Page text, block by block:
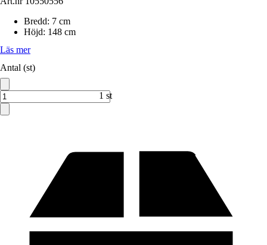
Bredd: 7 cm
Höjd: 148 cm
Läs mer
Antal (st)
1 st